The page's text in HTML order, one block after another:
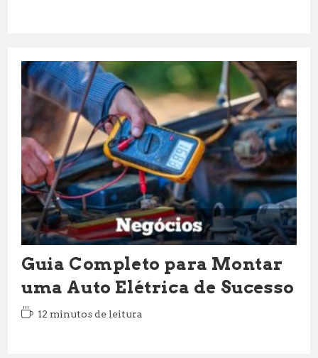
Guia Completo para Montar
uma Auto Elétrica de Sucesso
Tempo12 minutos de leitura